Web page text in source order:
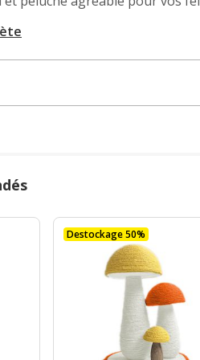
Destockage 50%